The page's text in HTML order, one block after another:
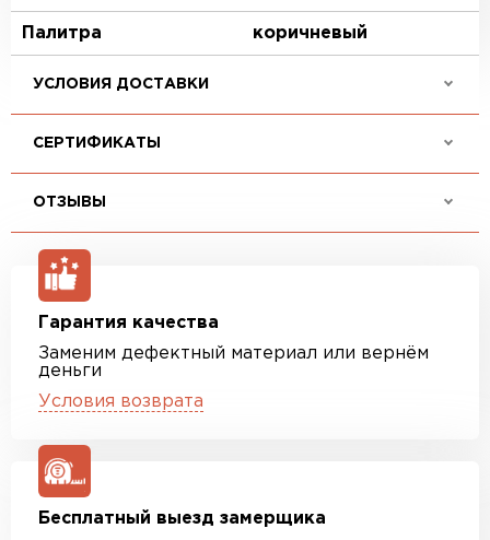
Палитра коричневый
УСЛОВИЯ ДОСТАВКИ
СЕРТИФИКАТЫ
ОТЗЫВЫ
Гарантия качества
Заменим дефектный материал или вернём
деньги
Условия возврата
Бесплатный выезд замерщика